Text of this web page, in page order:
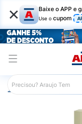
× Baixe o APP e
Use o cupom
Araujo Cabelo